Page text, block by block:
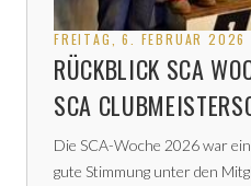
FREITAG, 6. FEBRUAR 2026
RÜCKBLICK SCA
SCA
Die SCA-Woche 2026 war
gute Stimmung unter den